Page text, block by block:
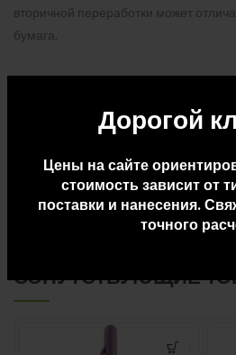
Дорогой
Цены на сайте
стоимость зависит от
поставки и нанесения.
точного
вторичной переработки может
бумага.
ДОСТАВКА И ОПЛАТА
СОПУТСТВУЮЩИЕ